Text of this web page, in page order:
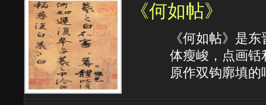
《何如帖》
《何如帖》是
体瘦峻，点画铦
原作双钩廓填的